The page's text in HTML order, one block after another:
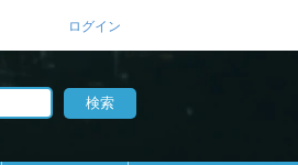
ログイン